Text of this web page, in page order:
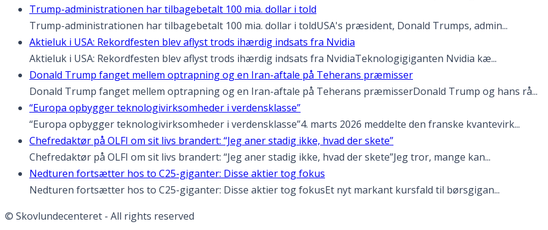
Trump-administrationen har tilbagebetalt 100 mia. dollar i told
Trump-administrationen har tilbagebetalt 100 mia. dollar i toldUSA's præsident, Donald Trumps, admin...
Aktieluk i USA: Rekordfesten blev aflyst trods ihærdig indsats fra Nvidia
Aktieluk i USA: Rekordfesten blev aflyst trods ihærdig indsats fra NvidiaTeknologigiganten Nvidia kæ...
Donald Trump fanget mellem optrapning og en Iran-aftale på Teherans præmisser
Donald Trump fanget mellem optrapning og en Iran-aftale på Teherans præmisserDonald Trump og hans rå...
“Europa opbygger teknologivirksomheder i verdensklasse”
“Europa opbygger teknologivirksomheder i verdensklasse”4. marts 2026 meddelte den franske kvantevirk...
Chefredaktør på OLFI om sit livs brandert: “Jeg aner stadig ikke, hvad der skete”
Chefredaktør på OLFI om sit livs brandert: “Jeg aner stadig ikke, hvad der skete”Jeg tror, mange kan...
Nedturen fortsætter hos to C25-giganter: Disse aktier tog fokus
Nedturen fortsætter hos to C25-giganter: Disse aktier tog fokusEt nyt markant kursfald til børsgigan...
© Skovlundecenteret - All rights reserved